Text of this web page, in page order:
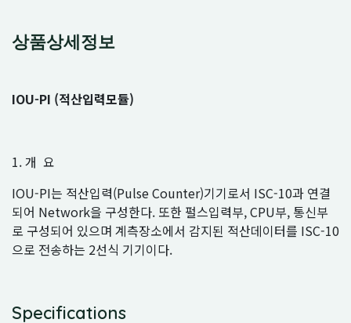
상품상세정보
IOU-PI (적산입력모듈)
1. 개 요
IOU-PI는 적산입력(Pulse Counter)기기로서 ISC-10과 연결
되어 Network을 구성한다. 또한 펄스입력부, CPU부, 통신부
로 구성되어 있으며 계측장소에서 감지된 적산데이터를 ISC-10
으로 전송하는 2선식 기기이다.
Specifications